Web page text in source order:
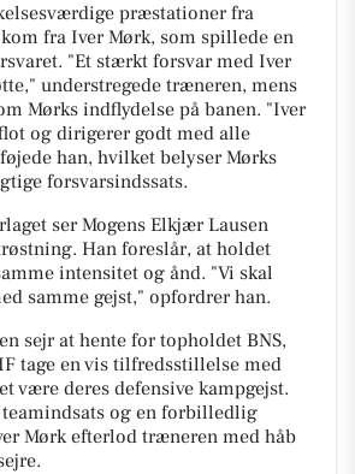
præstationer fra
fra Iver Mørk, som spillede en
"Et stærkt forsvar med Iver
understregede træneren, mens
Mørks indflydelse på banen. "Iver
og dirigerer godt med alle
han, hvilket belyser Mørks
forsvarsindssats.
ser Mogens Elkjær Lausen
Han foreslår, at holdet
intensitet og ånd. "Vi skal
samme gejst," opfordrer han.
sejr at hente for topholdet BNS,
tage en vis tilfredsstillelse med
være deres defensive kampgejst.
teamindsats og en forbilledlig
Mørk efterlod træneren med håb